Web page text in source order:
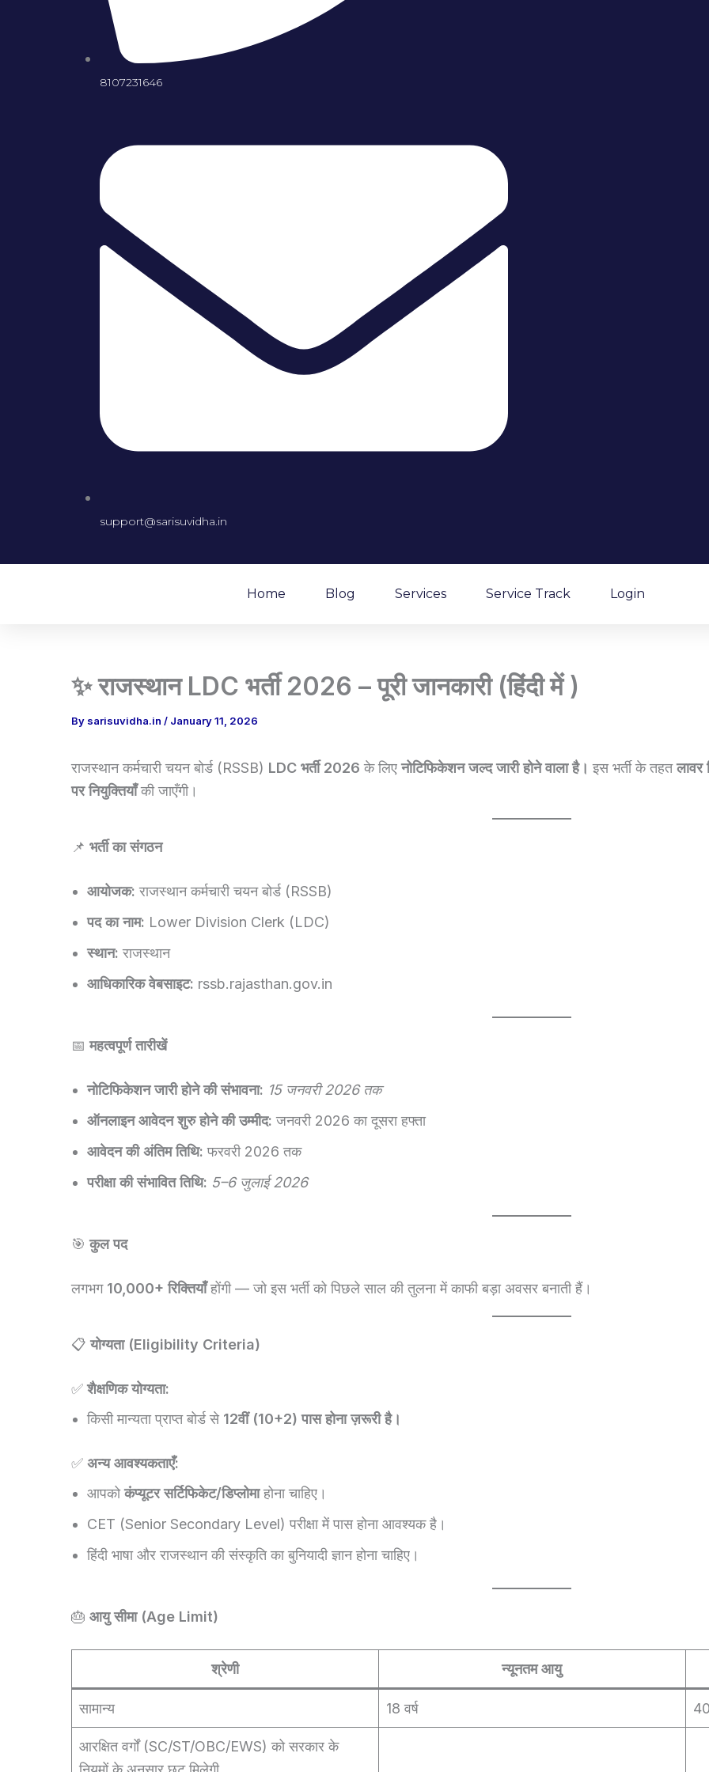
8107231646
support@sarisuvidha.in
Home Blog Services Service Track Login
✨ राजस्थान LDC भर्ती 2026 – पूरी जानकारी (हिंदी में )
By sarisuvidha.in / January 11, 2026
राजस्थान कर्मचारी चयन बोर्ड (RSSB) LDC भर्ती 2026 के लिएनोटिफिकेशन जल्द जारी होने वाला है। इस भर्ती के तहतलावर
पर नियुक्तियाँकी जाएँगी।
📌 भर्ती का संगठन
आयोजक: राजस्थान कर्मचारी चयन बोर्ड (RSSB)
पद का नाम: Lower Division Clerk (LDC)
स्थान: राजस्थान
आधिकारिक वेबसाइट: rssb.rajasthan.gov.in
📅महत्वपूर्ण तारीखें
नोटिफिकेशन जारी होने की संभावना: 15 जनवरी 2026 तक
ऑनलाइन आवेदन शुरु होने की उम्मीद: जनवरी 2026 का दूसरा हफ्ता
आवेदन की अंतिम तिथि: फरवरी 2026 तक
परीक्षा की संभावित तिथि: 5–6 जुलाई 2026
🎯कुल पद
लगभग 10,000+ रिक्तियाँहोंगी — जो इस भर्ती को पिछले साल की तुलना में काफी बड़ा अवसर बनाती हैं।
📋योग्यता (Eligibility Criteria)
✅शैक्षणिक योग्यता:
किसी मान्यता प्राप्त बोर्ड से 12वीं (10+2) पास होना ज़रूरी है।
✅ अन्य आवश्यकताएँ:
आपकोकंप्यूटर सर्टिफिकेट/डिप्लोमाहोना चाहिए।
CET (Senior Secondary Level) परीक्षा में पास होना आवश्यक है।
हिंदी भाषा और राजस्थान की संस्कृति का बुनियादी ज्ञान होना चाहिए।
🎂 आयु सीमा (Age Limit)
श्रेणी न्यूनतम आयु
सामान्य 18 वर्ष
आरक्षित वर्गों (SC/ST/OBC/EWS) को सरकार के